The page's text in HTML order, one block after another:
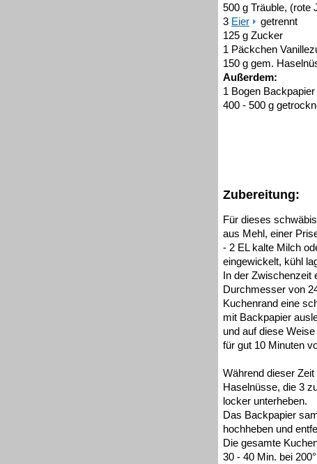
500 g Träuble, (rote
3 Eier
getrennt
125 g Zucker
1 Päckchen
150 g gem.
Außerdem:
1 Bogen Backpapier
400 - 500 g
Zubereitung:
Für dieses
aus Mehl, einer
- 2 EL kalte Milch
eingewickelt, kühl
In der
Durchmesser von
Kuchenrand eine
mit Backpapier
und auf diese
für gut 10 Minuten
Während dieser
Haselnüsse, die 3
locker unterheben.
Das Backpapier
hochheben und
Die gesamte
30 - 40 Min. bei